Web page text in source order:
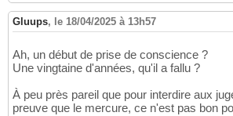
Gluups, le 18/04/2025 à 13h57
Ah, un début de prise de conscience ?
Une vingtaine d'années, qu'il a fallu ?
À peu près pareil que pour interdire aux
preuve que le mercure, ce n'est pas bon